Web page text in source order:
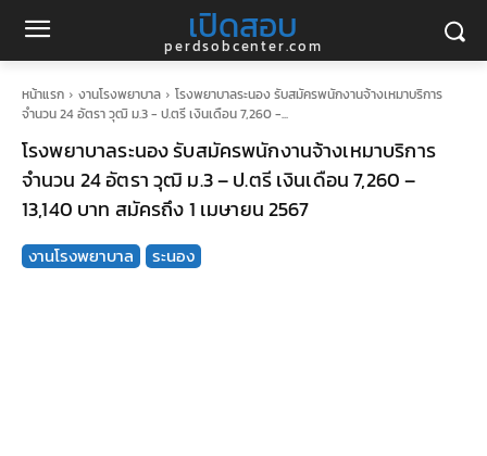
เปิดสอบ
perdsobcenter.com
หน้าแรก งานโรงพยาบาล
โรงพยาบาลระนอง รับสมัครพนักงานจ้างเหมาบริการ
จำนวน 24 อัตรา วุฒิ ม.3 - ป.ตรี เงินเดือน 7,260 -...
โรงพยาบาลระนอง รับสมัครพนักงานจ้างเหมาบริการ
จำนวน 24 อัตรา วุฒิ ม.3 – ป.ตรี เงินเดือน 7,260 –
13,140 บาท สมัครถึง 1 เมษายน 2567
งานโรงพยาบาล ระนอง